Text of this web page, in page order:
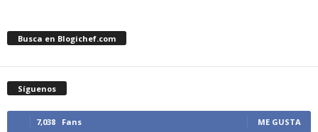
Busca en Blogichef.com
Síguenos
7,038 Fans ME GUSTA